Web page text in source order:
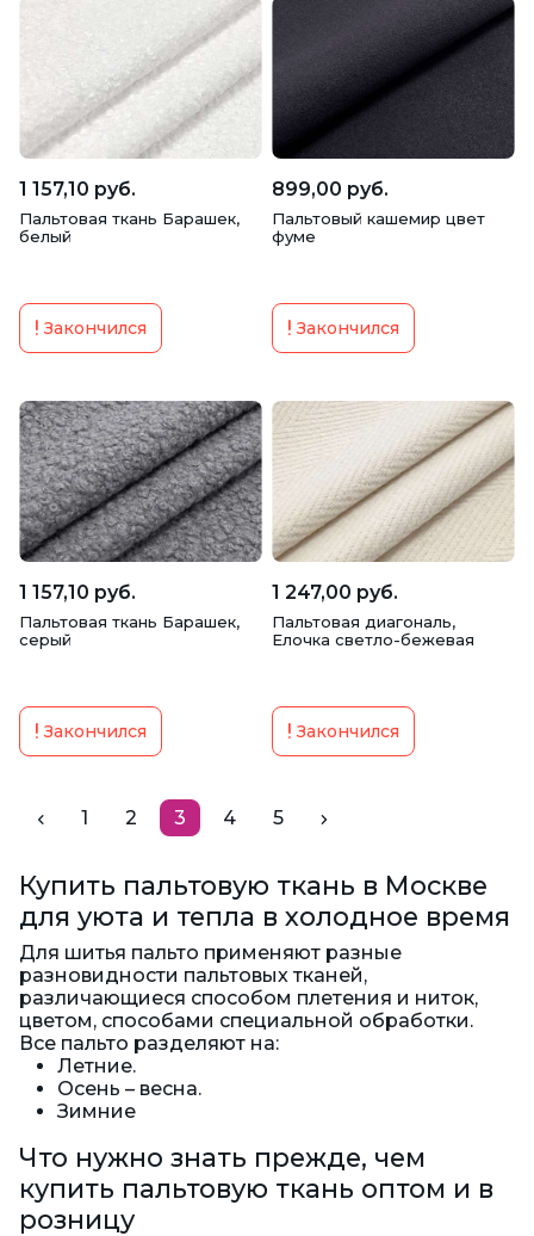
1 157,10 руб.
Пальтовая ткань Барашек,
белый
Закончился
899,00 руб.
Пальтовый кашемир цвет
фуме
Закончился
1 157,10 руб.
Пальтовая ткань Барашек,
серый
Закончился
1 247,00 руб.
Пальтовая диагональ,
Елочка светло-бежевая
Закончился
1 2 3 4 5
Купить пальтовую ткань в Москве
для уюта и тепла в холодное время
Для шитья пальто применяют разные
разновидности пальтовых тканей,
различающиеся способом плетения и ниток,
цветом, способами специальной обработки.
Все пальто разделяют на:
Летние.
Осень – весна.
Зимние
Что нужно знать прежде, чем
купить пальтовую ткань оптом и в
розницу